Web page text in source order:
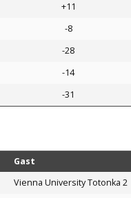
+11
-8
-28
-14
-31
Gast
Vienna University Totonka 2